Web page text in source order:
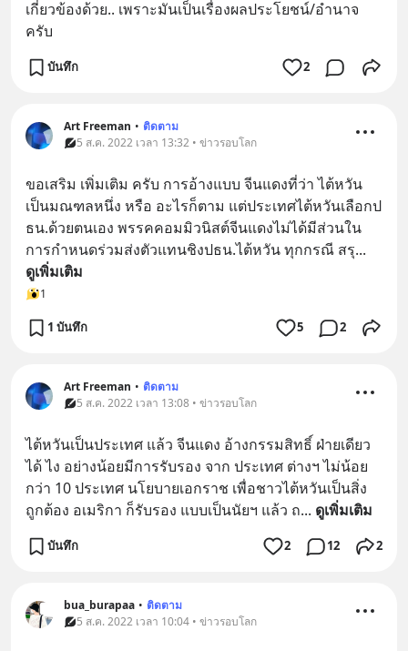
เกี่ยวข้อง​ด้วย.. เพราะ​มัน​เป็น​เรื่อง​ผลประโยชน์​/อำนาจ​
ครับ​
บันทึก 2
Art Freeman • ติดตาม
5 ส.ค. 2022 เวลา 13:32 • ข่าวรอบโลก
ขอเสริม เพิ่มเติม ครับ การอ้างแบบ จีนแดงที่ว่า ไต้หวัน
เป็นมณฑลหนึ่ง หรือ อะไรก็ตาม แต่ประเทศไต้หวันเลือกป
ธน.ด้วยตนเอง พรรคคอมมิวนิสต์จีนแดงไม่ได้มีส่วนใน
การกำหนดร่วมส่งตัวแทนชิงปธน.ไต้หวัน ทุกกรณี สรุ...
ดูเพิ่มเติม
1
1 บันทึก 5 2
Art Freeman • ติดตาม
5 ส.ค. 2022 เวลา 13:08 • ข่าวรอบโลก
ไต้หวันเป็นประเทศ แล้ว จีนแดง อ้างกรรมสิทธิ์ ฝ่ายเดียว
ได้ ไง อย่างน้อยมีการรับรอง จาก ประเทศ ต่างฯ ไม่น้อย
กว่า 10 ประเทศ นโยบายเอกราช เพื่อชาวไต้หวันเป็นสิ่ง
ถูกต้อง อเมริกา ก็รับรอง แบบเป็นนัยฯ แล้ว ถ... ดูเพิ่มเติม
บันทึก 2 12 2
bua_burapaa • ติดตาม
5 ส.ค. 2022 เวลา 10:04 • ข่าวรอบโลก